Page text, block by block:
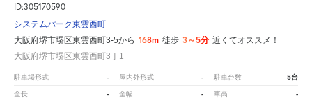
ID:305170590
システムパーク東雲西町
大阪府堺市堺区東雲西町3-5から 168m 徒歩 3～5分 近くてオススメ！
大阪府堺市堺区東雲西町3丁1
駐車場形式 - 屋内外形式 - 駐車台数 5台
全長 - 全幅 - 車高 -